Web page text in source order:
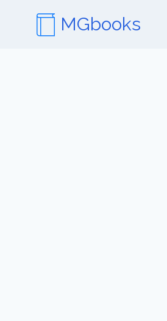
содержимому
MGbooks